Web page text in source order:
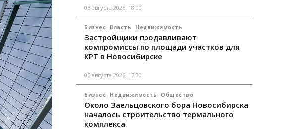
06 августа 2026, 18:00
Бизнес Власть Недвижимость
Застройщики продавливают
компромиссы по площади участков для
КРТ в Новосибирске
06 августа 2026, 17:30
Бизнес Недвижимость Общество
Около Заельцовского бора Новосибирска
началось строительство термального
комплекса